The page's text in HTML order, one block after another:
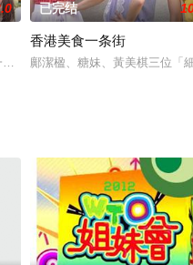
，展現各人的新面貌！李佳芯到日
是非精联同多名学者、达人向观
已完结
香港美食一条街
鄺潔楹、糖妹、黃美棋三位「